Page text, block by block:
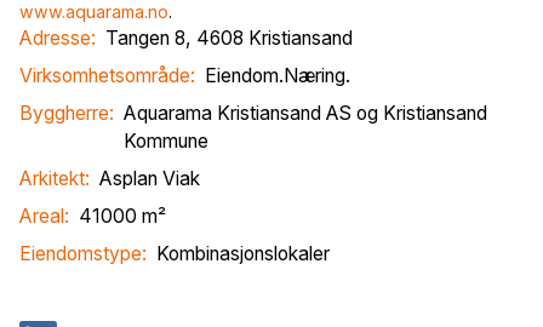
www.aquarama.no.
Adresse: Tangen 8, 4608 Kristiansand
Virksomhetsområde:
Eiendom. Næring.
Byggherre: Aquarama Kristiansand AS og Kristiansand
Kommune
Arkitekt: Asplan Viak
Areal: 41000 m²
Eiendomstype: Kombinasjonslokaler